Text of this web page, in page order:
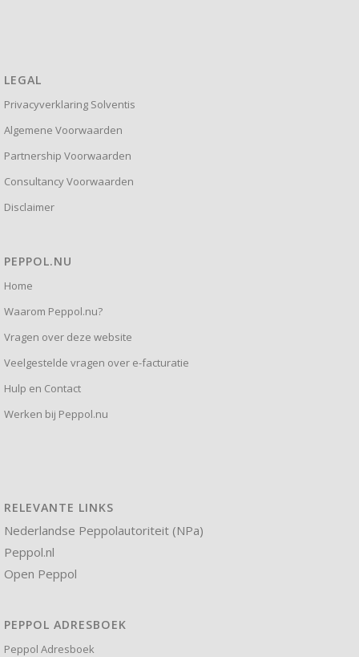
LEGAL
Privacyverklaring Solventis
Algemene Voorwaarden
Partnership Voorwaarden
Consultancy Voorwaarden
Disclaimer
PEPPOL.NU
Home
Waarom Peppol.nu?
Vragen over deze website
Veelgestelde vragen over e-facturatie
Hulp en Contact
Werken bij Peppol.nu
RELEVANTE LINKS
Nederlandse Peppolautoriteit (NPa)
Peppol.nl
Open Peppol
PEPPOL ADRESBOEK
Peppol Adresboek